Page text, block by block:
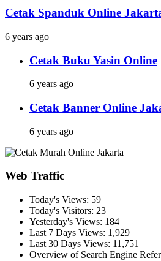
Cetak Spanduk Online
6 years ago
Cetak Buku Yasin Online
6 years ago
Cetak Banner Online
6 years ago
Web Traffic
Today's Views: 59
Today's Visitors: 23
Yesterday's Views: 184
Last 7 Days Views: 1,929
Last 30 Days Views: 11,751
Overview of Search Engine